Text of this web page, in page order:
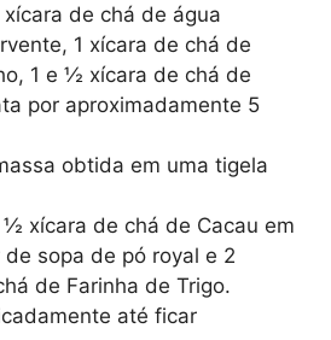
de chá de água
1 xícara de chá de
1 e ½ xícara de chá de
por aproximadamente 5
obtida em uma tigela
xícara de chá de Cacau em
de sopa de pó royal e 2
de Farinha de Trigo.
até ficar